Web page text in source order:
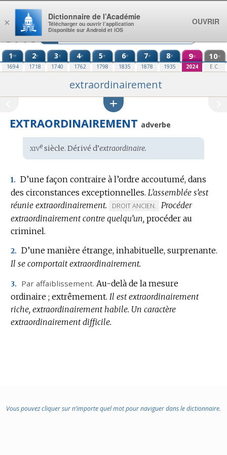
Aller au contenu
1re
1694
2e
1718
3e
1740
4e
1762
5e
1798
6e
1835
7e
1878
8e
1935
9e
2024
10e
E.C.
extraordinairement
EXTRAORDINAIREMENT adverbe
Étymologie
:
xivesiècle. Dérivé d’extraordinaire.
1. D’une façon contraire à l’ordre accoutumé, dans
des circonstances exceptionnelles. L’assemblée s’est
réunie extraordinairement.
MARQUE
DE
DROIT ANCIEN.
Procéder
extraordinairement contre quelqu’un, procéder au
criminel.
2. D’une manière étrange, inhabituelle, surprenante.
Il se comportait extraordinairement.
3. Par affaiblissement. Au-delà de la mesure
ordinaire ; extrêmement. Il est extraordinairement
riche, extraordinairement habile. Un caractère
extraordinairement difficile.
Vous pouvez cliquer sur n’importe quel mot pour naviguer dans le dictionnaire.
×
Dictionnaire de l’Académie
Télécharger ou ouvrir l’application
Disponible sur Android et iOS
OUVRIR